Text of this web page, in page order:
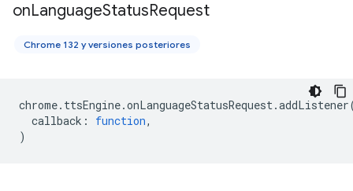
onLanguageStatusRequest
Chrome 132 y versiones posteriores
chrome. ttsEngine.onLanguageStatusRequest.addListener
callback : function,
)